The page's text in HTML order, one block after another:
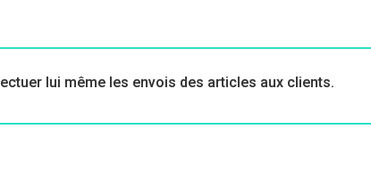
lui même les envois des articles aux clients.